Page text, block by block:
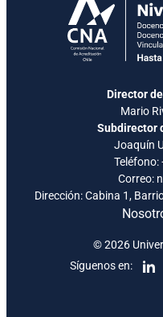
Director
Mario
Subdirector
Joaquín
Teléfono:
Correo:
Dirección: Cabina 1,
Síguenos en:
© 2026